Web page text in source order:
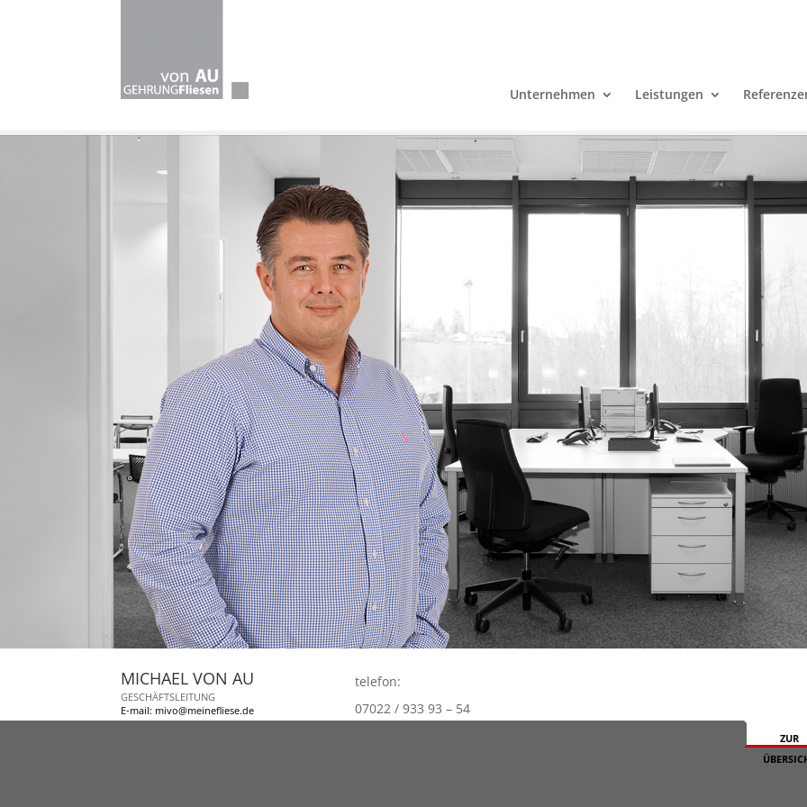
Unternehmen Leistungen
MICHAEL VON AU
GESCHÄFTSLEITUNG
E-mail: mivo@meinefliese.de
telefon:
07022 / 933 93 – 54
ZUR